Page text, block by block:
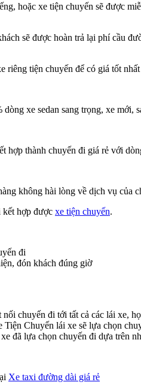
hoặc xe tiện chuyến sẽ được
sẽ được hoàn trả lại phí cầu
riêng tiện chuyến để có giá tốt nhất
xe sedan sang trọng, xe
hợp thành chuyến đi giá rẻ với
không hài lòng về dịch vụ của
kết hợp được xe tiện chuyến.
đi
đón khách đúng giờ
chuyến đi tới tất cả các lái xe,
Chuyến lái xe sẽ lựa chọn
đã lựa chọn chuyến đi dựa trên
Xe taxi đường dài giá rẻ